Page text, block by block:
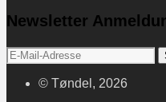
Newsletter
© Tøndel, 2026